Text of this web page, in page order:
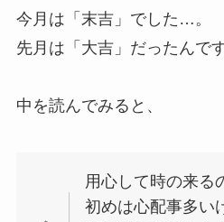
今月は「末吉」でした…。
先月は「大吉」だったんで
中を読んでみると、
用心して時の来る
初めは心配事多い